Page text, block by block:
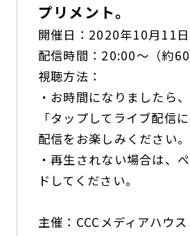
プリメント。
開催日：2020年10月11日
配信時間：20:00～（約60
視聴方法：
・お時間になりましたら
「タップしてライブ配信
配信をお楽しみください。
・再生されない場合は、
ドしてください。
主催：CCCメディアハウス